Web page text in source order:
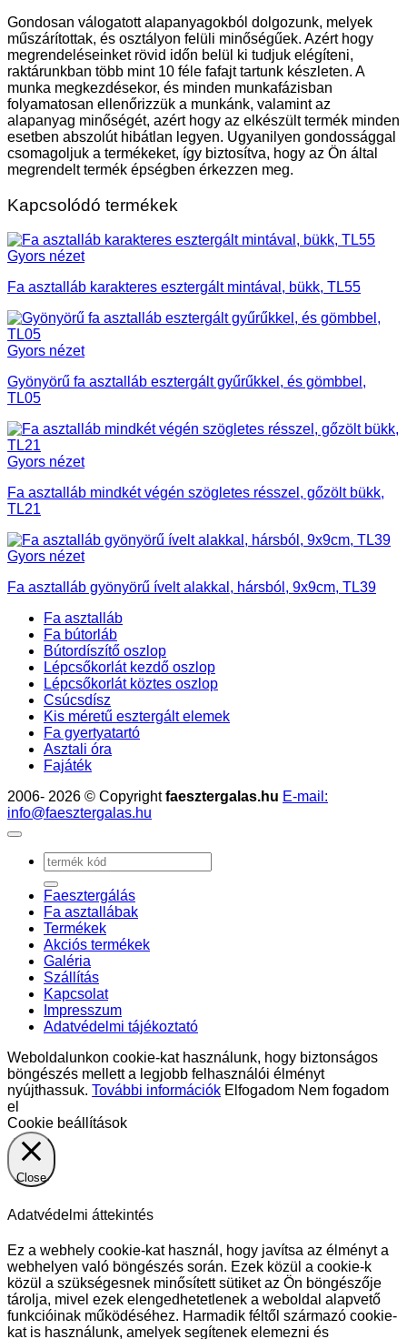
Gondosan válogatott alapanyagokból dolgozunk, melyek
műszárítottak, és osztályon felüli minőségűek. Azért hogy
megrendeléseinket rövid időn belül ki tudjuk elégíteni,
raktárunkban több mint 10 féle fafajt tartunk készleten. A
munka megkezdésekor, és minden munkafázisban
folyamatosan ellenőrizzük a munkánk, valamint az
alapanyag minőségét, azért hogy az elkészült termék minden
esetben abszolút hibátlan legyen. Ugyanilyen gondossággal
csomagoljuk a termékeket, így biztosítva, hogy az Ön által
megrendelt termék épségben érkezzen meg.
Kapcsolódó termékek
Gyors nézet
Fa asztalláb karakteres esztergált mintával, bükk, TL55
Gyors nézet
Gyönyörű fa asztalláb esztergált gyűrűkkel, és gömbbel,
TL05
Gyors nézet
Fa asztalláb mindkét végén szögletes résszel, gőzölt bükk,
TL21
Gyors nézet
Fa asztalláb gyönyörű ívelt alakkal, hársból, 9x9cm, TL39
Fa asztalláb
Fa bútorláb
Bútordíszítő oszlop
Lépcsőkorlát kezdő oszlop
Lépcsőkorlát köztes oszlop
Csúcsdísz
Kis méretű esztergált elemek
Fa gyertyatartó
Asztali óra
Fajáték
2006- 2026 © Copyrightfaesztergalas.hu E-mail:
info@faesztergalas.hu
Keresés
a
következőre:
Faesztergálás
Fa asztallábak
Termékek
Akciós termékek
Galéria
Szállítás
Kapcsolat
Impresszum
Adatvédelmi tájékoztató
Weboldalunkon cookie-kat használunk, hogy biztonságos
böngészés mellett a legjobb felhasználói élményt
nyújthassuk. További információk Elfogadom Nem fogadom
el
Cookie beállítások
Close
Adatvédelmi áttekintés
Ez a webhely cookie-kat használ, hogy javítsa az élményt a
webhelyen való böngészés során. Ezek közül a cookie-k
közül a szükségesnek minősített sütiket az Ön böngészője
tárolja, mivel ezek elengedhetetlenek a weboldal alapvető
funkcióinak működéséhez. Harmadik féltől származó cookie-
kat is használunk, amelyek segítenek elemezni és